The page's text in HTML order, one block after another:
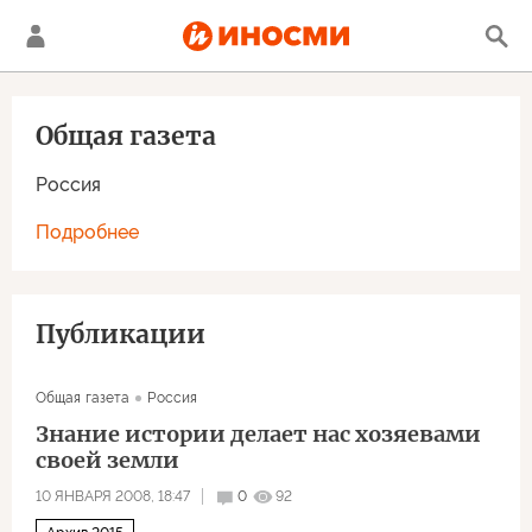
Россия
Общая газета
Подробнее
Публикации
Общая газета Россия
Знание истории делает нас хозяевами
своей земли
10 ЯНВАРЯ 2008, 18:47 0 92